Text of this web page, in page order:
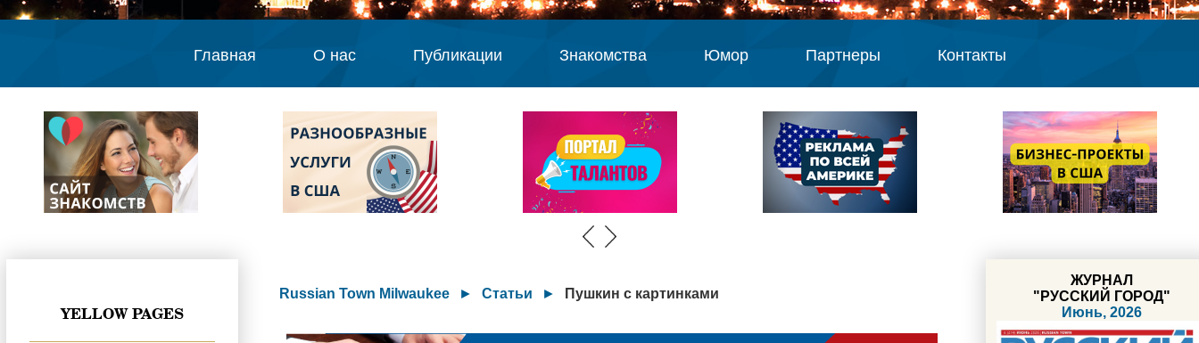
Главная О нас Публикации Знакомства Юмор Партнеры Контакты
YELLOW PAGES
Russian Town Milwaukee ► Статьи ► Пушкин с картинками
ЖУРНАЛ
"РУССКИЙ ГОРОД"
Июнь, 2026